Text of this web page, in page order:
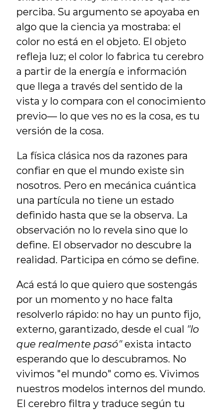
perciba. Su argumento se apoyaba en
algo que la ciencia ya mostraba: el
color no está en el objeto. El objeto
refleja luz; el color lo fabrica tu cerebro
a partir de la energía e información
que llega a través del sentido de la
vista y lo compara con el conocimiento
previo— lo que ves no es la cosa, es tu
versión de la cosa.
La física clásica nos da razones para
confiar en que el mundo existe sin
nosotros. Pero en mecánica cuántica
una partícula no tiene un estado
definido hasta que se la observa. La
observación no lo revela sino que lo
define. El observador no descubre la
realidad. Participa en cómo se define.
Acá está lo que quiero que sostengás
por un momento y no hace falta
resolverlo rápido: no hay un punto fijo,
externo, garantizado, desde el cual "lo
que realmente pasó" exista intacto
esperando que lo descubramos. No
vivimos "el mundo" como es. Vivimos
nuestros modelos internos del mundo.
El cerebro filtra y traduce según tu